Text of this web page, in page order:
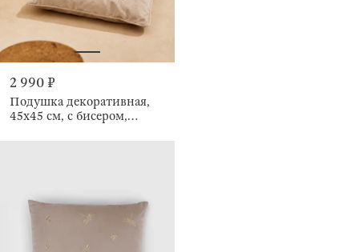
2 990 ₽
Подушка декоративная,
45х45 см, с бисером,